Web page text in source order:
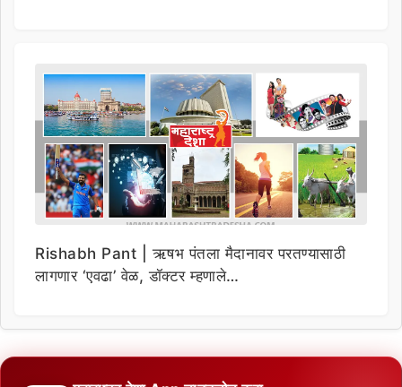
Rishabh Pant | ऋषभ पंतला मैदानावर परतण्यासाठी
लागणार ‘एवढा’ वेळ, डॉक्टर म्हणाले…